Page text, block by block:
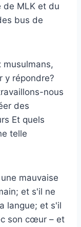
de MLK et du
bus de
musulmans,
y répondre?
nous
des
Et quels
telle
mauvaise
et s'il ne
langue; et s'il
son cœur – et